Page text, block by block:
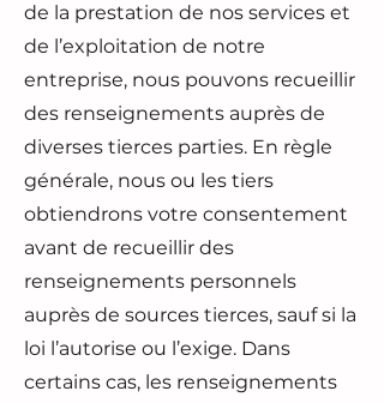
de la prestation de nos services et
de l’exploitation de notre
entreprise, nous pouvons recueillir
des renseignements auprès de
diverses tierces parties. En règle
générale, nous ou les tiers
obtiendrons votre consentement
avant de recueillir des
renseignements personnels
auprès de sources tierces, sauf si la
loi l’autorise ou l’exige. Dans
certains cas, les renseignements